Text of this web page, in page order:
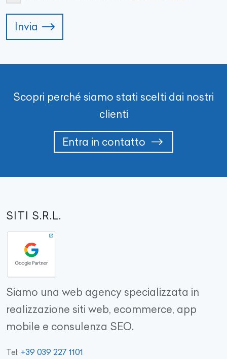
Invia
Scopri perché siamo stati scelti dai nostri
clienti
Entra in contatto
SITI S.R.L.
Siamo una web agency specializzata in
realizzazione siti web, ecommerce, app
mobile e consulenza SEO.
Tel: +39 039 227 1101